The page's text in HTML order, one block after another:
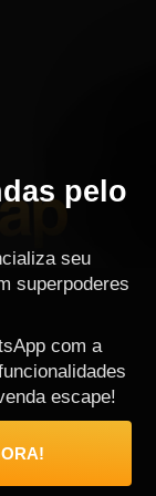
pelo
seu
superpoderes
com a
escape!